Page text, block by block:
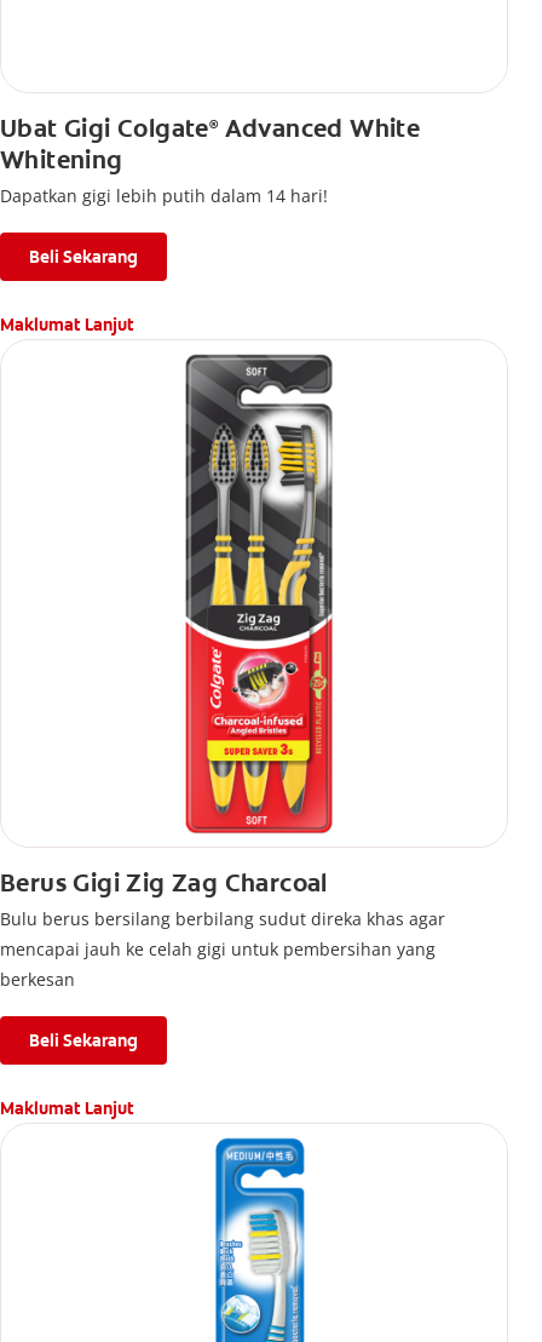
Ubat Gigi Colgate®Advanced White
Whitening
Dapatkan gigi lebih putih dalam 14 hari!
Beli Sekarang
Maklumat Lanjut
Berus Gigi Zig Zag Charcoal
Bulu berus bersilang berbilang sudut direka khas agar
mencapai jauh ke celah gigi untuk pembersihan yang
berkesan
Beli Sekarang
Maklumat Lanjut